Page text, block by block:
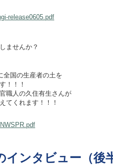
release0605.pdf
ませんか？
全国の生産者の土を
！！！
職人の久住有生さんが
てくれます！！！
インタビュー（後